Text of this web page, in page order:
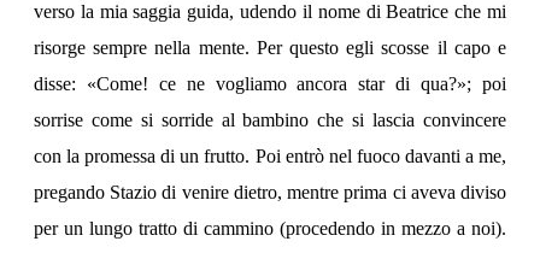
verso la mia saggia guida, udendo il nome di Beatrice che mi
risorge sempre nella mente. Per questo egli scosse il capo e
disse: «Come! ce ne vogliamo ancora star di qua?»; poi
sorrise come si sorride al bambino che si lascia convincere
con la promessa di un frutto. Poi entrò nel fuoco davanti a me,
pregando Stazio di venire dietro, mentre prima ci aveva diviso
per un lungo tratto di cammino (procedendo in mezzo a noi).